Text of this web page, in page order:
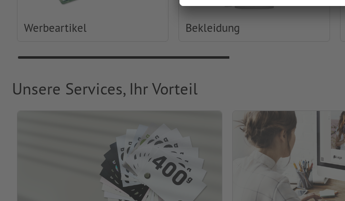
Werbeartikel Bekleidung
Unsere Services, Ihr Vorteil